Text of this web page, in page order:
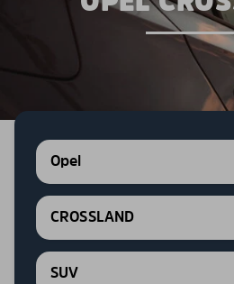
Opel
CROSSLAND
SUV